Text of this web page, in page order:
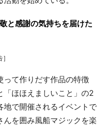
と感謝の気持ちを届けた
て作りだす作品の特徴
「ほほえましいこと」の2
地で開催されるイベントで
んを囲み風船マジックを楽